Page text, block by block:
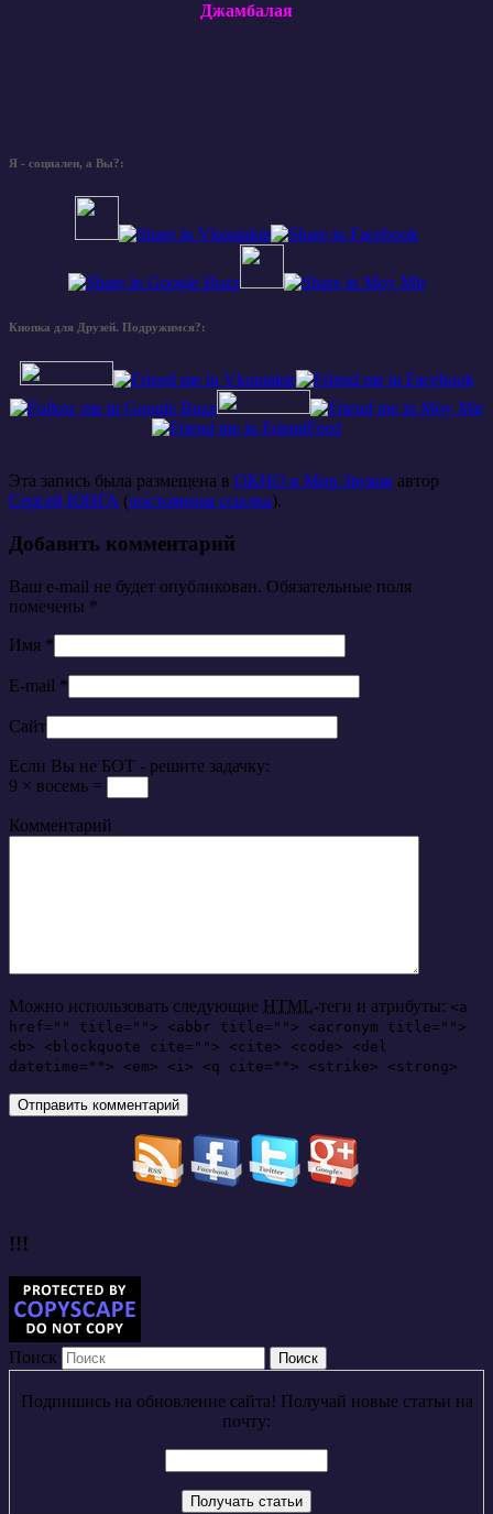
Джамбалая
Я - социален, а Вы?:
Кнопка для Друзей. Подружимся?:
Эта запись была размещена в ОКНО в Мир Звуков автор
Сергей ЮНГА (постоянная ссылка).
Добавить комментарий
Ваш e-mail не будет опубликован. Обязательные поля
помечены *
Имя *
E-mail *
Сайт
Если Вы не БОТ - решите задачку:
9 × восемь =
Комментарий
Можно использовать следующие HTML-теги и атрибуты: <a
href="" title=""> <abbr title=""> <acronym title="">
<b> <blockquote cite=""> <cite> <code> <del
datetime=""> <em> <i> <q cite=""> <strike> <strong>
!!!
Поиск
Подпишись на обновление сайта! Получай новые статьи на
почту: